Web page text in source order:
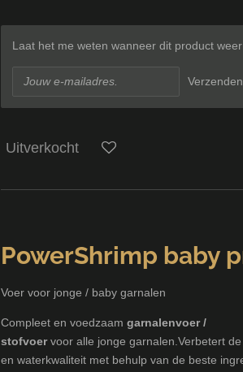
Laat het me weten wanneer dit product
Verzenden
Uitverkocht
PowerShrimp baby
Voer voor jonge / baby garnalen
Compleet en voedzaam garnalenvoer /
stofvoervoor alle jonge garnalen.Verbetert de
en waterkwaliteit met behulp van de beste